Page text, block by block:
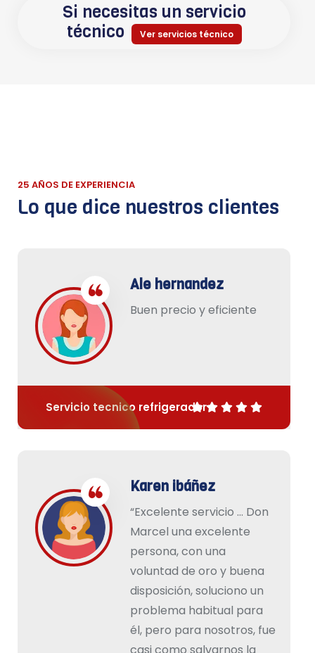
Si necesitas un servicio
técnico
Ver servicios técnico
25 AÑOS DE EXPERIENCIA
Lo que dice nuestros clientes
Ale hernandez
Buen precio y eficiente
Servicio tecnico refrigerador
Karen ibáñez
“Excelente servicio … Don
Marcel una excelente
persona, con una
voluntad de oro y buena
disposición, soluciono un
problema habitual para
él, pero para nosotros, fue